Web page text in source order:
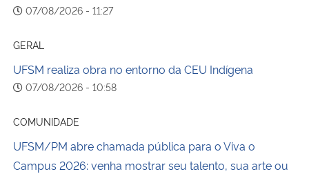
07/08/2026 - 11:27
GERAL
UFSM realiza obra no entorno da CEU Indígena
07/08/2026 - 10:58
COMUNIDADE
UFSM/PM abre chamada pública para o Viva o
Campus 2026: venha mostrar seu talento, sua arte ou